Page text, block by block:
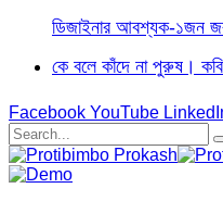
ডিজাইনার আবশ্যক-১জন
কে বলে কাঁদে না পুরুষ।
Facebook YouTube